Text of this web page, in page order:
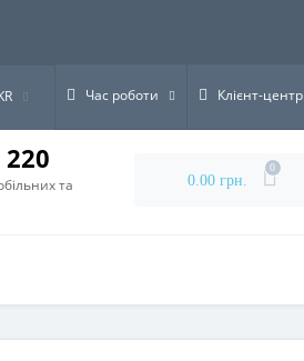
Час роботи Клієнт-центр
та
0.00 грн.
0